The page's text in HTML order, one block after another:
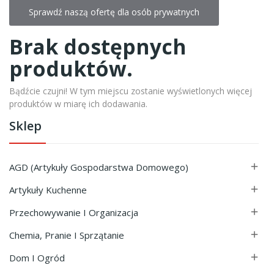
Sklep
AGD (Artykuły Gospodarstwa Domowego) 
Artykuły Kuchenne 
Przechowywanie I Organizacja 
Chemia, Pranie I Sprzątanie 
Dom I Ogród 
Sprawdź naszą ofertę dla osób prywatnych
Brak dostępnych
produktów.
Bądźcie czujni! W tym miejscu zostanie wyświetlonych więcej
produktów w miarę ich dodawania.